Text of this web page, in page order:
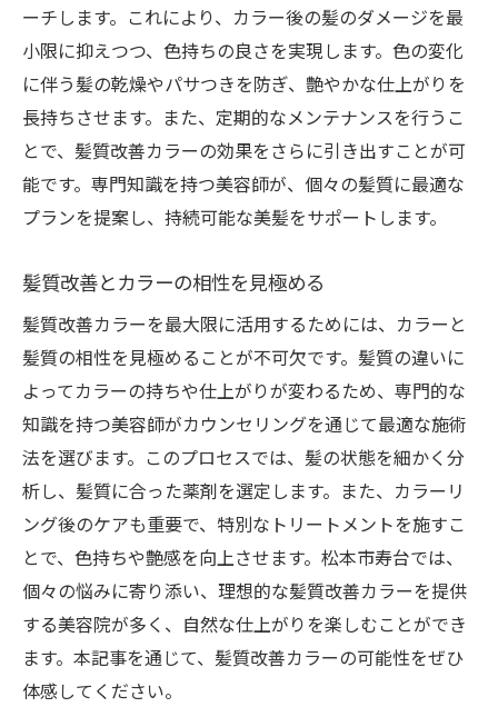
ーチします。これにより、カラー後の髪のダメージを最
小限に抑えつつ、色持ちの良さを実現します。色の変化
に伴う髪の乾燥やパサつきを防ぎ、艶やかな仕上がりを
長持ちさせます。また、定期的なメンテナンスを行うこ
とで、髪質改善カラーの効果をさらに引き出すことが可
能です。専門知識を持つ美容師が、個々の髪質に最適な
プランを提案し、持続可能な美髪をサポートします。
髪質改善とカラーの相性を見極める
髪質改善カラーを最大限に活用するためには、カラーと
髪質の相性を見極めることが不可欠です。髪質の違いに
よってカラーの持ちや仕上がりが変わるため、専門的な
知識を持つ美容師がカウンセリングを通じて最適な施術
法を選びます。このプロセスでは、髪の状態を細かく分
析し、髪質に合った薬剤を選定します。また、カラーリ
ング後のケアも重要で、特別なトリートメントを施すこ
とで、色持ちや艶感を向上させます。松本市寿台では、
個々の悩みに寄り添い、理想的な髪質改善カラーを提供
する美容院が多く、自然な仕上がりを楽しむことができ
ます。本記事を通じて、髪質改善カラーの可能性をぜひ
体感してください。